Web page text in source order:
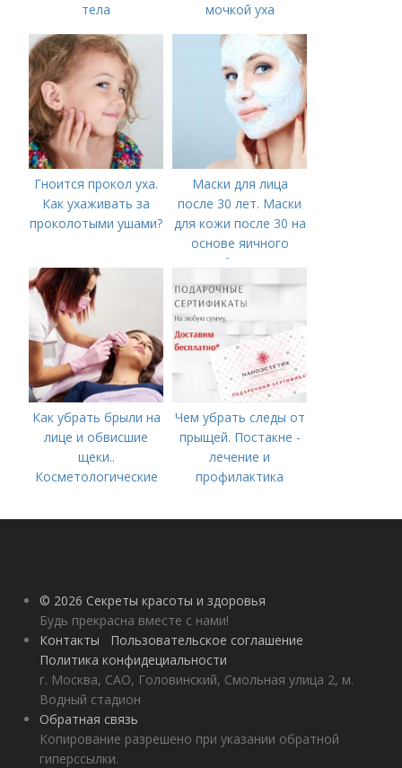
тела
мочкой уха
Гноится прокол уха.
Как ухаживать за
проколотыми ушами?
Маски для лица
после 30 лет. Маски
для кожи после 30 на
основе яичного
белка
Как убрать брыли на
лице и обвисшие
щеки..
Косметологические
Чем убрать следы от
прыщей. Постакне -
лечение и
профилактика
© 2026 Секреты красоты и здоровья
Будь прекрасна вместе с нами!
Контакты
Пользовательское соглашение
Политика конфидециальности
г. Москва, САО, Головинский, Смольная улица 2, м.
Водный стадион
Обратная связь
Копирование разрешено при указании обратной
гиперссылки.